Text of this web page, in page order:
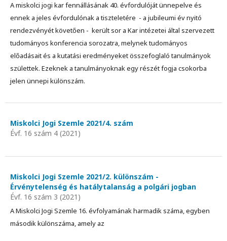
A miskolci jogi kar fennállásának 40. évfordulóját ünnepelve és
ennek a jeles évfordulónak a tiszteletére - a jubileumi év nyitó
rendezvényét követően - került sor a Kar intézetei által szervezett
tudományos konferencia sorozatra, melynek tudományos
előadásait és a kutatási eredményeket összefoglaló tanulmányok
születtek. Ezeknek a tanulmányoknak egy részét fogja csokorba
jelen ünnepi különszám.
Miskolci Jogi Szemle 2021/4. szám
Évf. 16 szám 4 (2021)
Miskolci Jogi Szemle 2021/2. különszám -
Érvénytelenség és hatálytalanság a polgári jogban
Évf. 16 szám 3 (2021)
A Miskolci Jogi Szemle 16. évfolyamának harmadik száma, egyben
második különszáma, amely az